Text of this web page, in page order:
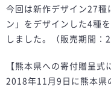
今回は新作デザイン27種
ン」をデザインした4種
しました。（販売期間：
【熊本県への寄付贈呈式
2018年11月9日に熊本県